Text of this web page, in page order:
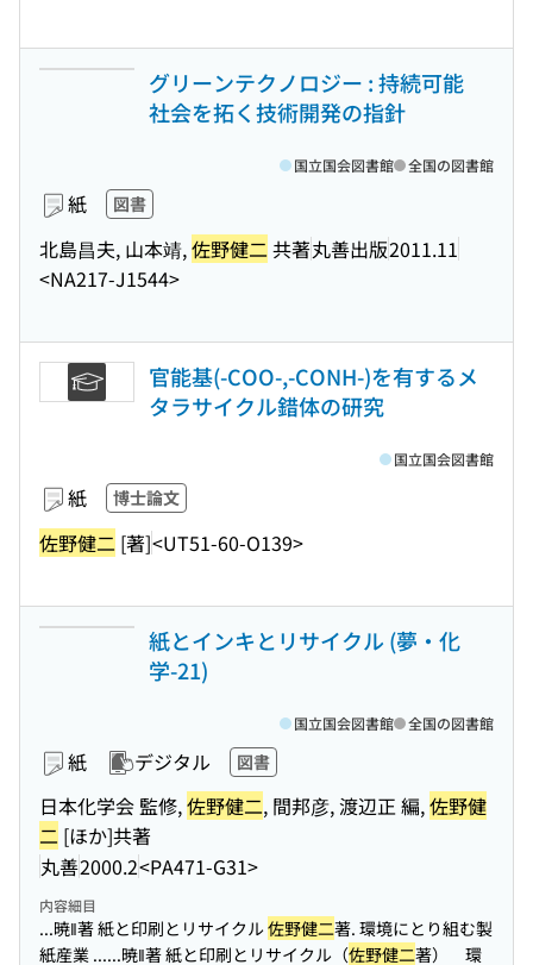
グリーンテクノロジー : 持続可能
社会を拓く技術開発の指針
紙 図書
北島昌夫, 山本靖,佐野健二 共著丸善出版2011.11
<NA217-J1544>
国立国会図書館 全国の図書館
官能基(-COO-,-CONH-)を有するメ
タラサイクル錯体の研究
紙 博士論文
佐野健二 [著]<UT51-60-O139>
国立国会図書館
紙とインキとリサイクル (夢・化
学-21)
紙 デジタル 図書
日本化学会 監修,佐野健二, 間邦彦, 渡辺正 編,佐野健
二 [ほか]共著
丸善2000.2<PA471-G31>
国立国会図書館 全国の図書館
内容細目
...暁‖著 紙と印刷とリサイクル佐野健二著. 環境にとり組む製
紙産業 ......暁‖著 紙と印刷とリサイクル（佐野健二著） 環